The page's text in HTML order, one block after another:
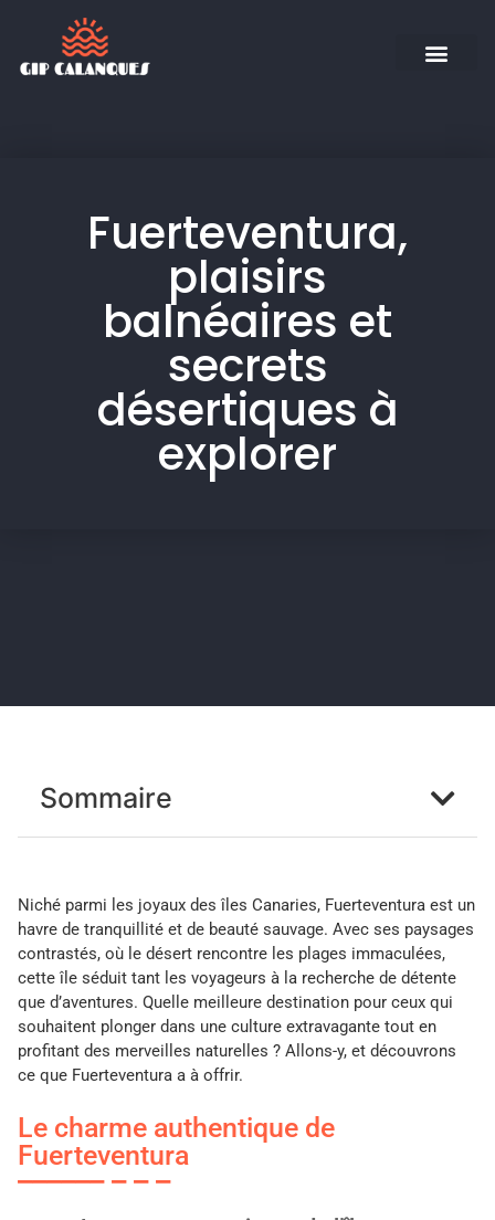
Fuerteventura,
plaisirs
balnéaires et
secrets
désertiques à
explorer
Sommaire
Niché parmi les joyaux des îles Canaries, Fuerteventura est un
havre de tranquillité et de beauté sauvage. Avec ses paysages
contrastés, où le désert rencontre les plages immaculées,
cette île séduit tant les voyageurs à la recherche de détente
que d’aventures. Quelle meilleure destination pour ceux qui
souhaitent plonger dans une culture extravagante tout en
profitant des merveilles naturelles ? Allons-y, et découvrons
ce que Fuerteventura a à offrir.
Le charme authentique de
Fuerteventura